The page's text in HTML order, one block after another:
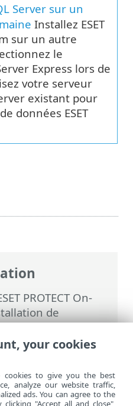
PROTECT On-
de
>
pour
Server sur un
Installez ESET
sur un autre
le
Express lors de
votre serveur
existant pour
données ESET
your cookies
cookies to give you the best
analyze our website traffic,
ads. You can agree to the
"Accept all and close",